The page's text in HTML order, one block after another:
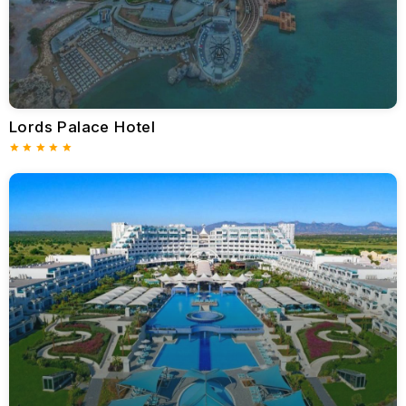
ideal pansiyon oteller sunuyor.
Larnaka: Uluslararası gezginler için bir merkez olan
Larnaka pansiyonları genellikle ünlü Finikoudes Plajı'na ve
Aziz Lazarus Kilisesi'ne kolay erişim sağlar.
Trodos Dağları
: Doğa severler için Trodos Dağları'ndaki
pansiyonlar, yürüyüş, bisiklete binme ve pitoresk köyleri
keşfetme fırsatlarıyla huzurlu bir sığınak sunar.
Kuzey Kıbrıs'taki Pansiyon Oteller
tanınmaktadır), tarih meraklıları ve bozulmamış doğal
manzaralar arayanlar için bir cennettir. Bölgenin pansiyon
otelleri, bölgenin rustik cazibesini yansıtır ve zengin kültürünü
ve çarpıcı manzarasını keşfetmek için bir geçit sağlar.
Kuzey Kıbrıs'taki Önemli Konumlar
Girne (Girne): Tarihi limanı ve Girne Kalesi ile ünlü Girne,
muhteşem deniz manzaraları ve sıcak, samimi bir
atmosfer sunan çok sayıda pansiyon otele sahiptir.
Gazimağusa (Gazimağusa): Ortaçağ mimarisi açısından
zengin olan Gazimağusa, tarih meraklıları için
mükemmeldir. Buradaki pansiyonlar genellikle Othello
Kulesi ve Salamis harabeleri gibi simgesel yapılara
Lords Palace Hotel